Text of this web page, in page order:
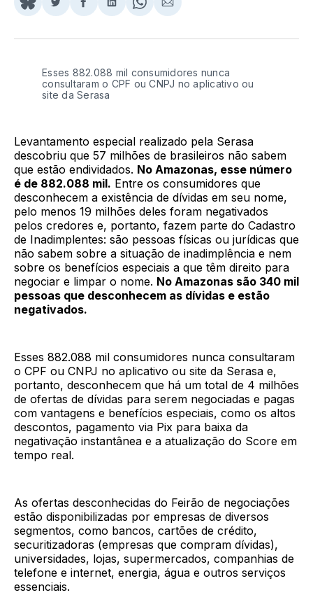
Share
BlueSky
Compartilhar
Twitter
Compartilhar
Facebook
Compartilhar
LinkedIn
Share
WhatsApp
Compartilhar
Email
Esses 882.088 mil consumidores nunca
consultaram o CPF ou CNPJ no aplicativo ou
site da Serasa
Levantamento especial realizado pela Serasa
descobriu que 57 milhões de brasileiros não sabem
que estão endividados. No Amazonas, esse número
é de 882.088 mil. Entre os consumidores que
desconhecem a existência de dívidas em seu nome,
pelo menos 19 milhões deles foram negativados
pelos credores e, portanto, fazem parte do Cadastro
de Inadimplentes: são pessoas físicas ou jurídicas que
não sabem sobre a situação de inadimplência e nem
sobre os benefícios especiais a que têm direito para
negociar e limpar o nome. No Amazonas são 340 mil
pessoas que desconhecem as dívidas e estão
negativados.
Esses 882.088 mil consumidores nunca consultaram
o CPF ou CNPJ no aplicativo ou site da Serasa e,
portanto, desconhecem que há um total de 4 milhões
de ofertas de dívidas para serem negociadas e pagas
com vantagens e benefícios especiais, como os altos
descontos, pagamento via Pix para baixa da
negativação instantânea e a atualização do Score em
tempo real.
As ofertas desconhecidas do Feirão de negociações
estão disponibilizadas por empresas de diversos
segmentos, como bancos, cartões de crédito,
securitizadoras (empresas que compram dívidas),
universidades, lojas, supermercados, companhias de
telefone e internet, energia, água e outros serviços
essenciais.